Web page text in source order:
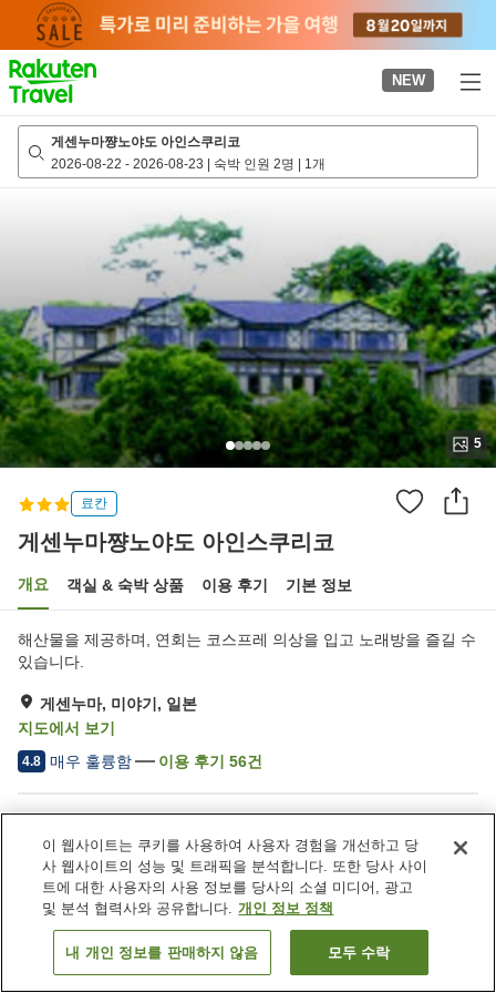
page
NEW
게센누마쨩노야도 아인스쿠리코
2026-08-22 - 2026-08-23 | 숙박 인원 2명 | 1개
5
료칸
게센누마쨩노야도 아인스쿠리코
개요 객실 & 숙박 상품 이용 후기 기본 정보
해산물을 제공하며, 연회는 코스프레 의상을 입고 노래방을 즐길 수
있습니다.
게센누마, 미야기, 일본
지도에서 보기
4.8 매우 훌륭함 이용 후기 56건
주차장
자동판매기
상점
연회장
객실 보기
이 웹사이트는 쿠키를 사용하여 사용자 경험을 개선하고 당
사 웹사이트의 성능 및 트래픽을 분석합니다. 또한 당사 사이
트에 대한 사용자의 사용 정보를 당사의 소셜 미디어, 광고
및 분석 협력사와 공유합니다. 개인 정보 정책
내 개인 정보를 판매하지 않음 모두 수락